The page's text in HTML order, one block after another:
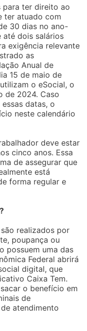
para ter direito ao
ter atuado com
30 dias no ano-
até dois salários
exigência relevante
as
Anual de
15 de maio de
o eSocial, o
de 2024. Caso
datas, o
neste calendário
deve estar
cinco anos. Essa
de assegurar que
está
forma regular e
realizados por
poupança ou
possuem uma das
Federal abrirá
digital, que
Caixa Tem.
o benefício em
de
atendimento